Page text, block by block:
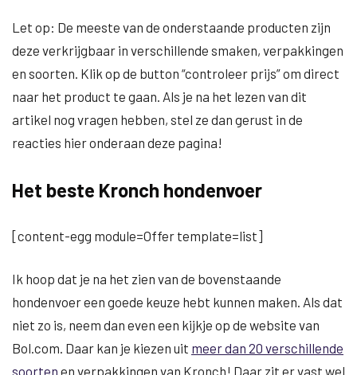
Let op: De meeste van de onderstaande producten zijn
deze verkrijgbaar in verschillende smaken, verpakkingen
en soorten. Klik op de button “controleer prijs” om direct
naar het product te gaan. Als je na het lezen van dit
artikel nog vragen hebben, stel ze dan gerust in de
reacties hier onderaan deze pagina!
Het beste Kronch hondenvoer
[content-egg module=Offer template=list]
Ik hoop dat je na het zien van de bovenstaande
hondenvoer een goede keuze hebt kunnen maken. Als dat
niet zo is, neem dan even een kijkje op de website van
Bol.com. Daar kan je kiezen uit meer dan 20 verschillende
soorten en verpakkingen van Kronch! Daar zit er vast wel